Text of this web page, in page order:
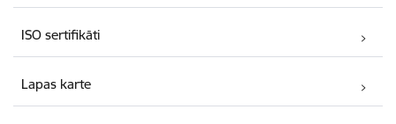
ISO sertifikāti
Lapas karte